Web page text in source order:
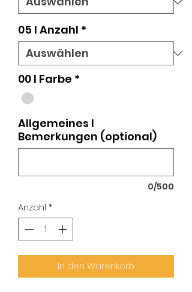
05 l Anzahl *
00 I Farbe *
Allgemeines I
Bemerkungen (optional)
0/500
Anzahl *
In den Warenkorb